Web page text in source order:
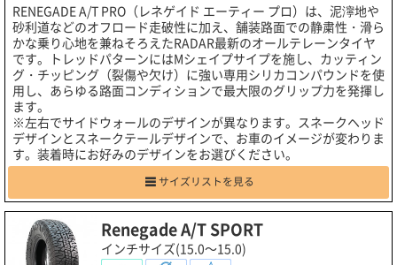
RENEGADE A/T PRO（レネゲイド エーティー プロ）は、泥濘地や
砂利道などのオフロード走破性に加え、舗装路面での静粛性・滑ら
かな乗り心地を兼ねそろえたRADAR最新のオールテレーンタイヤ
です。トレッドパターンにはMシェイプサイプを施し、カッティン
グ・チッピング（裂傷や欠け）に強い専用シリカコンパウンドを使
用し、あらゆる路面コンディションで最大限のグリップ力を発揮し
ます。
※左右でサイドウォールのデザインが異なります。スネークヘッド
デザインとスネークテールデザインで、お車のイメージが変わりま
す。装着時にお好みのデザインをお選びください。
サイズリストを見る
Renegade A/T SPORT
インチサイズ(15.0～15.0)